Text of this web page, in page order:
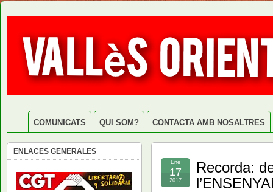
COMUNICATS QUI SOM? CONTACTA AMB NOSALTRES
Recorda:
Ene
17
2017
ENLACES GENERALES